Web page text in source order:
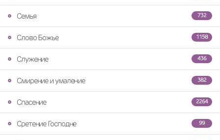
732
Семья
1158
Слово Божье
436
Служение
382
Смирение и умаление
2264
Спасение
99
Сретение Господне